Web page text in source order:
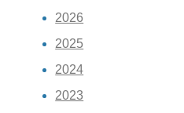
2026
2025
2024
2023